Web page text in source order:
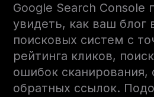
Google Search Console
увидеть, как ваш блог
поисковых систем с
рейтинга кликов,
ошибок сканирования,
обратных ссылок.